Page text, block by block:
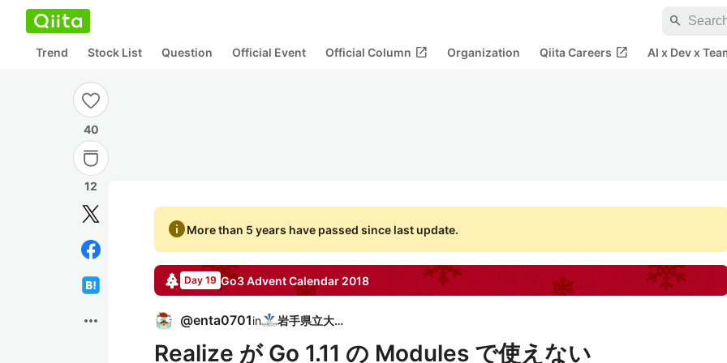
search
Trend Stock List Question Official Event Official Column open_in_new Organization Qiita Careers open_in_new AI x Dev x
40
12
more_horiz
infoMore than 5 years have passed since last update.
Day 19 Go3Advent Calendar 2018
@enta0701in 岩手県立大学
Realize が Go 1.11 の Modules で使えない